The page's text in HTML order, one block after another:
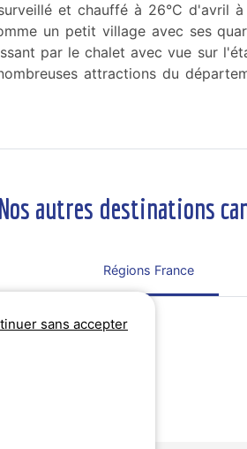
et chauffé à 26°C d'avril
un petit village avec ses
par le chalet avec vue sur
attractions du
Nos autres destinations
Régions France
sur le Bretagne
sans accepter